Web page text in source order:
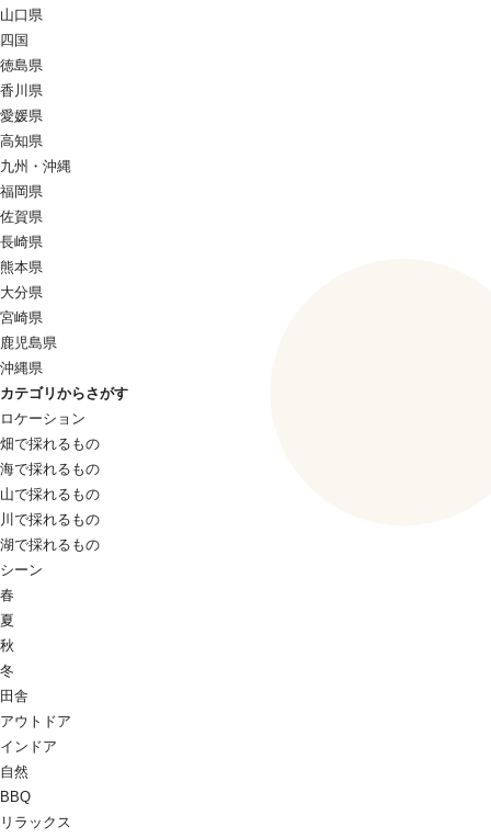
山口県
四国
徳島県
香川県
愛媛県
高知県
九州・沖縄
福岡県
佐賀県
長崎県
熊本県
大分県
宮崎県
鹿児島県
沖縄県
カテゴリからさがす
ロケーション
畑で採れるもの
海で採れるもの
山で採れるもの
川で採れるもの
湖で採れるもの
シーン
春
夏
秋
冬
田舎
アウトドア
インドア
自然
BBQ
リラックス